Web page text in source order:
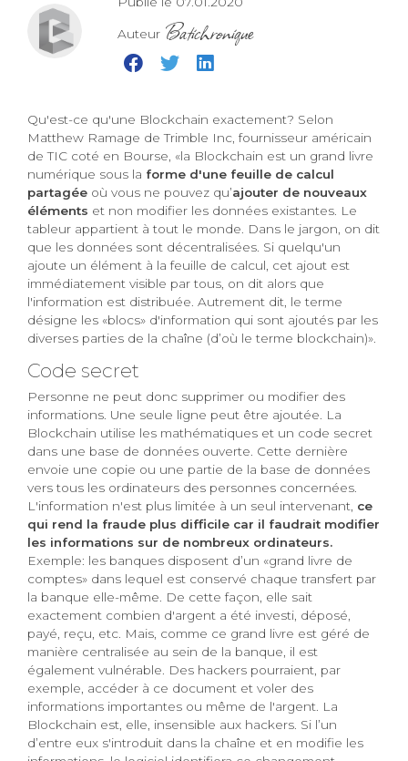
Auteur Batichronique
Qu'est-ce qu'une Blockchain exactement? Selon
Matthew Ramage de Trimble Inc, fournisseur américain
de TIC coté en Bourse, «la Blockchain est un grand livre
numérique sous la forme d'une feuille de calcul
partagée où vous ne pouvez qu’ajouter de nouveaux
éléments et non modifier les données existantes. Le
tableur appartient à tout le monde. Dans le jargon, on dit
que les données sont décentralisées. Si quelqu'un
ajoute un élément à la feuille de calcul, cet ajout est
immédiatement visible par tous, on dit alors que
l'information est distribuée. Autrement dit, le terme
désigne les «blocs» d'information qui sont ajoutés par les
diverses parties de la chaîne (d’où le terme blockchain)».
Code secret
Personne ne peut donc supprimer ou modifier des
informations. Une seule ligne peut être ajoutée. La
Blockchain utilise les mathématiques et un code secret
dans une base de données ouverte. Cette dernière
envoie une copie ou une partie de la base de données
vers tous les ordinateurs des personnes concernées.
L'information n'est plus limitée à un seul intervenant, ce
qui rend la fraude plus difficile car il faudrait modifier
les informations sur de nombreux ordinateurs.
Exemple: les banques disposent d’un «grand livre de
comptes» dans lequel est conservé chaque transfert par
la banque elle-même. De cette façon, elle sait
exactement combien d'argent a été investi, déposé,
payé, reçu, etc. Mais, comme ce grand livre est géré de
manière centralisée au sein de la banque, il est
également vulnérable. Des hackers pourraient, par
exemple, accéder à ce document et voler des
informations importantes ou même de l'argent. La
Blockchain est, elle, insensible aux hackers. Si l’un
d’entre eux s'introduit dans la chaîne et en modifie les